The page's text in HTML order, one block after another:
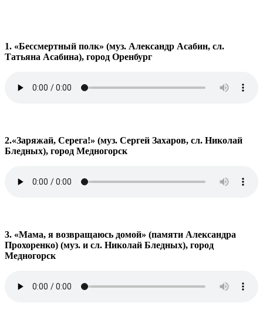
1. «Бессмертный полк» (муз. Александр Асабин, сл.
Татьяна Асабина), город Оренбург
2.«Заряжай, Серега!» (муз. Сергей Захаров, сл. Николай
Бледных), город Медногорск
3. «Мама, я возвращаюсь домой» (памяти Александра
Прохоренко) (муз. и сл. Николай Бледных), город
Медногорск